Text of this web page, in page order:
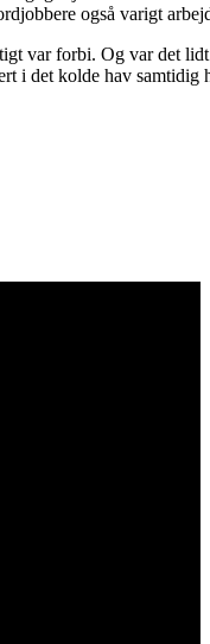
også varigt
var forbi. Og var det
i det kolde hav